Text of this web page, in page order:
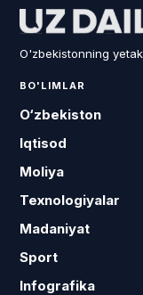
O'zbekistonning
BO'LIMLAR
O‘zbekiston
Iqtisod
Moliya
Texnologiyalar
Madaniyat
Sport
Infografika